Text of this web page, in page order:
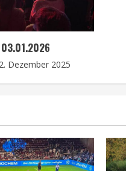
Dezember 2025